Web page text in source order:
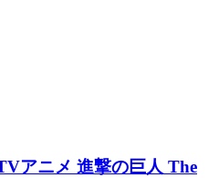
アニメ 進撃の巨人 The